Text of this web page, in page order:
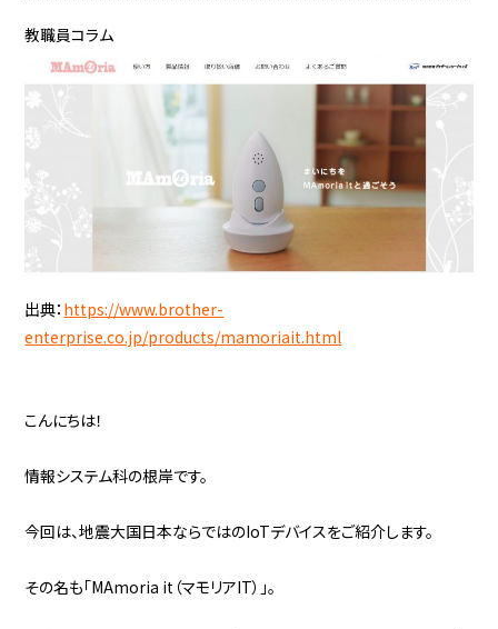
教職員コラム
出典： https://www.brother-
enterprise.co.jp/products/mamoriait.html
こんにちは！
情報システム科の根岸です。
今回は、地震大国日本ならではのIoTデバイスをご紹介します。
その名も「MAmoria it（マモリアIT）」。